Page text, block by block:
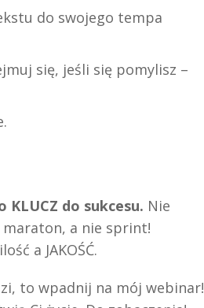
do swojego tempa
się, jeśli się pomylisz –
do sukcesu. Nie
a nie sprint!
a JAKOŚĆ.
to wpadnij na mój webinar!